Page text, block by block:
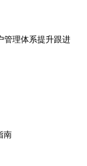
管理体系提升跟进
南